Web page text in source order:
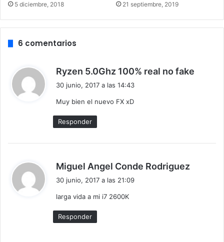
de 3.1GHz y una frecuencia Boost de 3.4GHz, no tendrá
XFR, tendrá un TDP de 65W y previsiblemente costara
Lógicamente, con estas características no podemos
le de caña a los Kaby Lake de Intel, pero por
5 diciembre, 2018 21 septiembre, 2019
6 comentarios
Ryzen 5.0Ghz 100% real no fake
30 junio, 2017 a las 14:43
Muy bien el nuevo FX xD
Responder
Miguel Angel Conde Rodriguez
30 junio, 2017 a las 21:09
larga vida a mi i7 2600K
Responder